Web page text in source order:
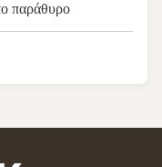
παράθυρο